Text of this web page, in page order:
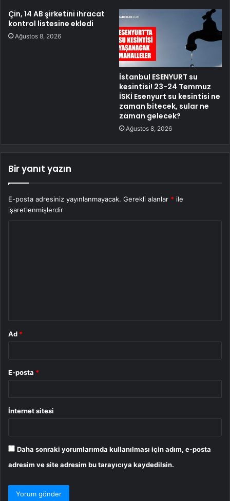
Çin, 14 AB şirketini ihracat
kontrol listesine ekledi
Ağustos 8, 2026
İstanbul ESENYURT su
kesintisi! 23-24 Temmuz
İSKİ Esenyurt su kesintisi ne
zaman bitecek, sular ne
zaman gelecek?
Ağustos 8, 2026
Bir yanıt yazın
E-posta adresiniz yayınlanmayacak. Gerekli alanlar * ile
işaretlenmişlerdir
Ad *
E-posta *
İnternet sitesi
Daha sonraki yorumlarımda kullanılması için adım, e-posta
adresim ve site adresim bu tarayıcıya kaydedilsin.